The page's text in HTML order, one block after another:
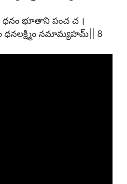
ధనం భూతాని పంచ చ ।
ధనలక్ష్మిం నమామ్యహమ్|| 8